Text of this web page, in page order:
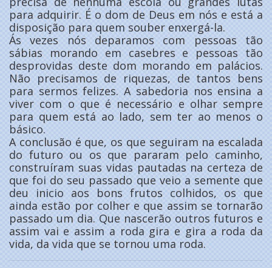
para adquirir. É o dom de Deus em nós e está a
disposição para quem souber enxergá-la.
Ás vezes nós deparamos com pessoas tão
sábias morando em casebres e pessoas tão
desprovidas deste dom morando em palácios.
Não precisamos de riquezas, de tantos bens
para sermos felizes. A sabedoria nos ensina a
viver com o que é necessário e olhar sempre
para quem está ao lado, sem ter ao menos o
básico.
A conclusão é que, os que seguiram na escalada
do futuro ou os que pararam pelo caminho,
construíram suas vidas pautadas na certeza de
que foi do seu passado que veio a semente que
deu inicio aos bons frutos colhidos, os que
ainda estão por colher e que assim se tornarão
passado um dia. Que nascerão outros futuros e
assim vai e assim a roda gira e gira a roda da
vida, da vida que se tornou uma roda.